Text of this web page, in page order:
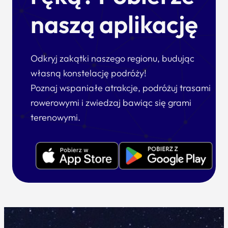
naszą aplikację
Odkryj zakątki naszego regionu, budując
własną konstelację podróży!
Poznaj wspaniałe atrakcje, podróżuj trasami
rowerowymi i zwiedzaj bawiąc się grami
terenowymi.